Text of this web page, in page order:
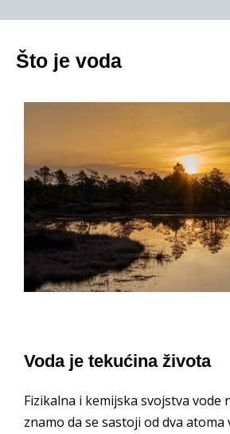
Što je voda
Voda je tekućina života
Fizikalna i kemijska svojstva vode
znamo da se sastoji od dva